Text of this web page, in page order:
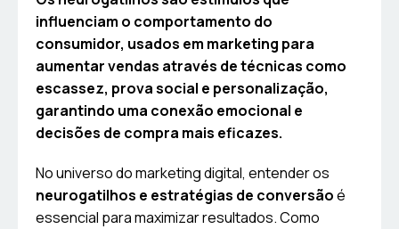
influenciam o comportamento do
consumidor, usados em marketing para
aumentar vendas através de técnicas como
escassez, prova social e personalização,
garantindo uma conexão emocional e
decisões de compra mais eficazes.
No universo do marketing digital, entender os
neurogatilhos e estratégias de conversãoé
essencial para maximizar resultados. Como